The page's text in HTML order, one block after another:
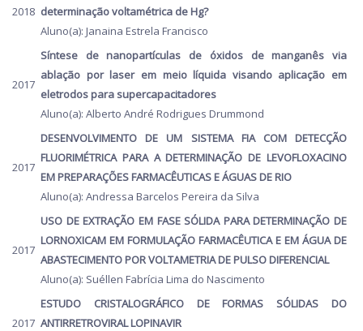
2018 determinação voltamétrica de Hg?
Aluno(a): Janaina Estrela Francisco
2017
Síntese de nanopartículas de óxidos de manganês via
ablação por laser em meio líquida visando aplicação em
eletrodos para supercapacitadores
Aluno(a): Alberto André Rodrigues Drummond
2017
DESENVOLVIMENTO DE UM SISTEMA FIA COM DETECÇÃO
FLUORIMÉTRICA PARA A DETERMINAÇÃO DE LEVOFLOXACINO
EM PREPARAÇÕES FARMACÊUTICAS E ÁGUAS DE RIO
Aluno(a): Andressa Barcelos Pereira da Silva
2017
USO DE EXTRAÇÃO EM FASE SÓLIDA PARA DETERMINAÇÃO DE
LORNOXICAM EM FORMULAÇÃO FARMACÊUTICA E EM ÁGUA DE
ABASTECIMENTO POR VOLTAMETRIA DE PULSO DIFERENCIAL
Aluno(a): Suéllen Fabrícia Lima do Nascimento
2017
ESTUDO CRISTALOGRÁFICO DE FORMAS SÓLIDAS DO
ANTIRRETROVIRAL LOPINAVIR